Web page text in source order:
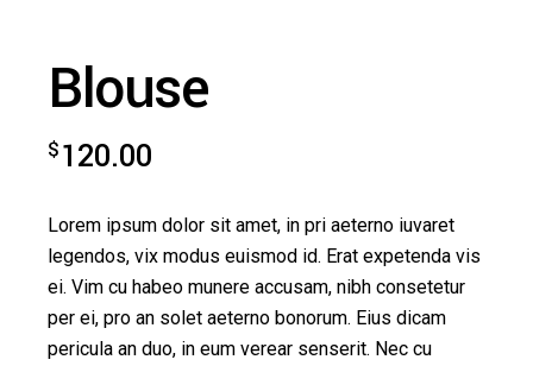
Blouse
$120.00
Lorem ipsum dolor sit amet, in pri aeterno iuvaret
legendos, vix modus euismod id. Erat expetenda vis
ei. Vim cu habeo munere accusam, nibh consetetur
per ei, pro an solet aeterno bonorum. Eius dicam
pericula an duo, in eum verear senserit. Nec cu